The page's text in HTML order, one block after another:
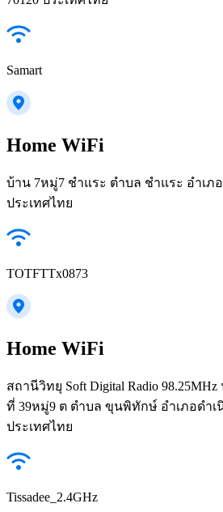
Samart
Home WiFi
บ้าน 7หมู่7 ชำแระ ตำบล ชำแระ อำเภ
ประเทศไทย
TOTFTTx0873
Home WiFi
สถานีวิทยุ Soft Digital Radio
ที่ 39หมู่9 ต ตำบล ขุนพิทักษ์ อำเภอดำเ
ประเทศไทย
Tissadee_2.4GHz